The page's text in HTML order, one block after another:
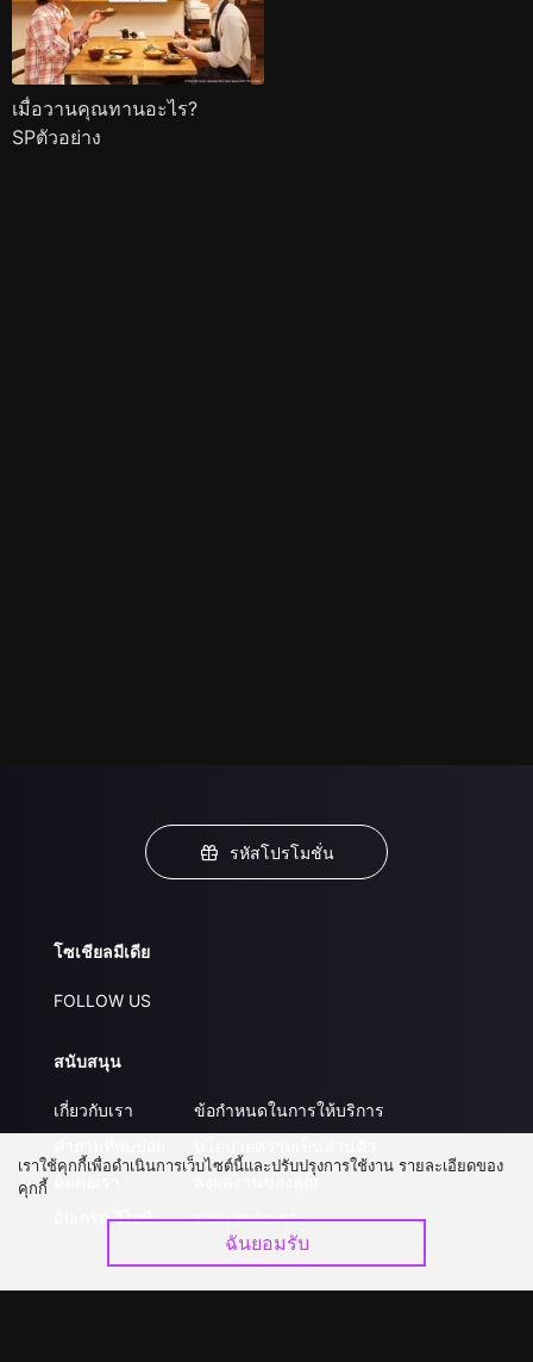
เมื่อวานคุณทานอะไร?
SPตัวอย่าง
รหัสโปรโมชั่น
โซเชียลมีเดีย
FOLLOW US
สนับสนุน
เกี่ยวกับเรา
ติดต่อเรา
อัปเกรด วีไอพี
ข้อกำหนดในการให้บริการ
ส่งผลงานของคุณ
ร่วมงานกับเรา
เราใช้คุกกี้เพื่อดำเนินการเว็บไซต์นี้และปรับปรุงการใช้งาน รายละเอียดของ
คุกกี้
ฉันยอมรับ